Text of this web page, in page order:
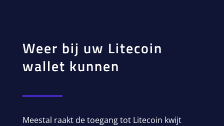
Weer bij uw Litecoin
wallet kunnen
Meestal raakt de toegang tot Litecoin kwijt